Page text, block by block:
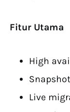
Fitur Utama
High
Live